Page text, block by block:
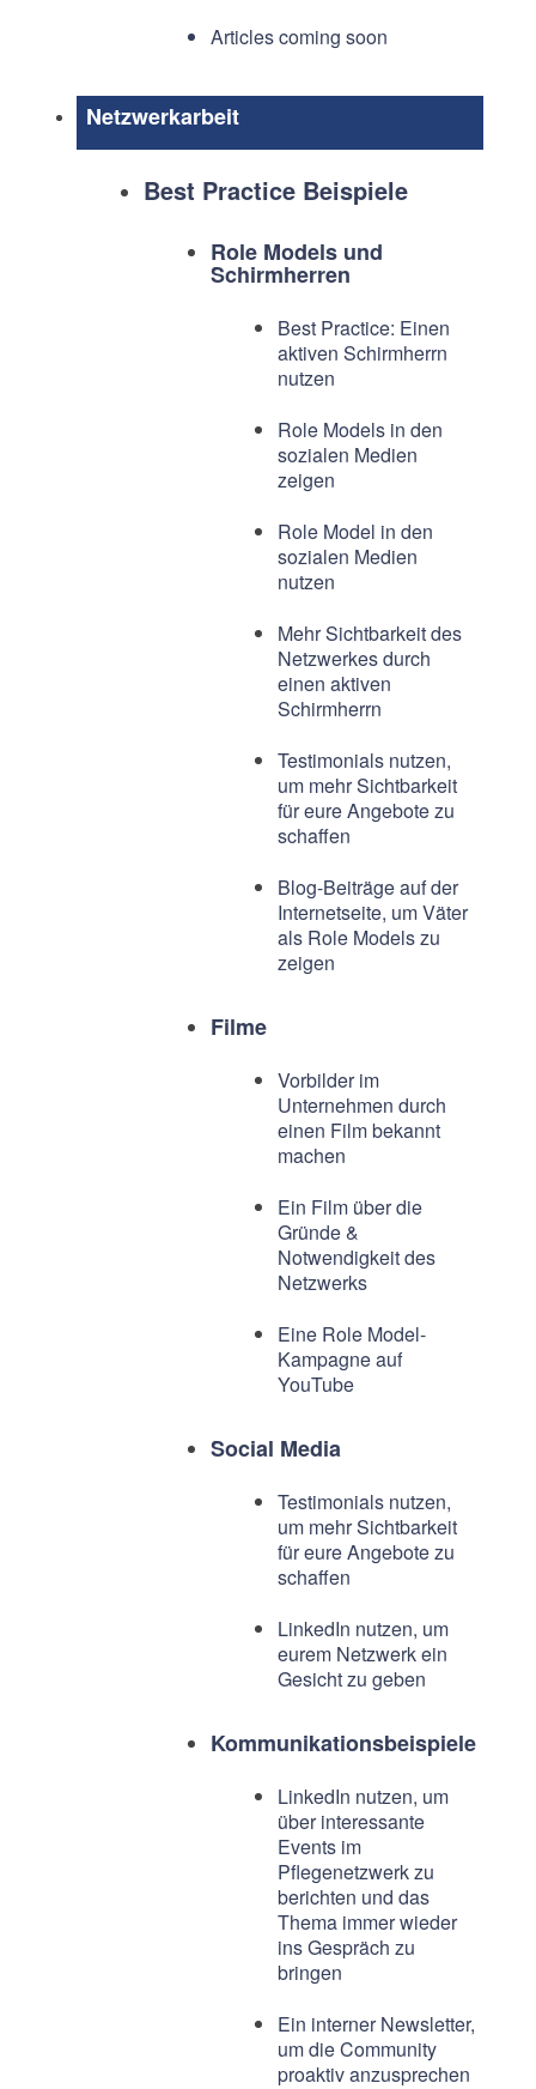
Articles coming soon
Netzwerkarbeit
Best Practice Beispiele
Role Models und
Schirmherren
Best Practice: Einen
aktiven Schirmherrn
nutzen
Role Models in den
sozialen Medien
zeigen
Role Model in den
sozialen Medien
nutzen
Mehr Sichtbarkeit des
Netzwerkes durch
einen aktiven
Schirmherrn
Testimonials nutzen,
um mehr Sichtbarkeit
für eure Angebote zu
schaffen
Blog-Beiträge auf der
Internetseite, um Väter
als Role Models zu
zeigen
Filme
Vorbilder im
Unternehmen durch
einen Film bekannt
machen
Ein Film über die
Gründe &
Notwendigkeit des
Netzwerks
Eine Role Model-
Kampagne auf
YouTube
Social Media
Testimonials nutzen,
um mehr Sichtbarkeit
für eure Angebote zu
schaffen
LinkedIn nutzen, um
eurem Netzwerk ein
Gesicht zu geben
Kommunikationsbeispiele
LinkedIn nutzen, um
über interessante
Events im
Pflegenetzwerk zu
berichten und das
Thema immer wieder
ins Gespräch zu
bringen
Ein interner Newsletter,
um die Community
proaktiv anzusprechen